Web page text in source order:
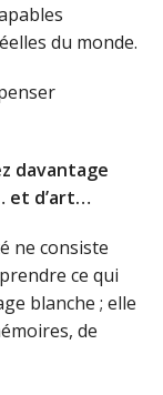
du monde.
davantage
et d’art…
ne consiste
ce qui
blanche ; elle
de